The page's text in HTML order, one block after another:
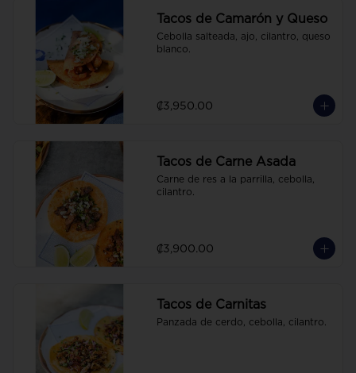
Tacos de Camarón y Queso
Cebolla salteada, ajo, cilantro, queso
blanco.
₡3,950.00
Tacos de Carne Asada
Carne de res a la parrilla, cebolla,
cilantro.
₡3,900.00
Tacos de Carnitas
Panzada de cerdo, cebolla, cilantro.